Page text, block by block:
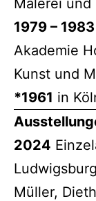
1979 – 1983
Akademie
Kunst und
*1961 in
2024
Müller,